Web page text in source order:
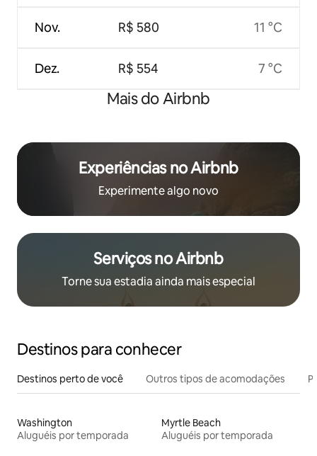
Nov.
Dez.
R$ 580
R$ 554
11 °C
7 °C
Mais do Airbnb
Experiências no Airbnb
Experimente algo novo
Serviços no Airbnb
Torne sua estadia ainda mais especial
Destinos para conhecer
Destinos perto de você Outros tipos de acomodações
Washington
Aluguéis por temporada
Myrtle Beach
Aluguéis por temporada